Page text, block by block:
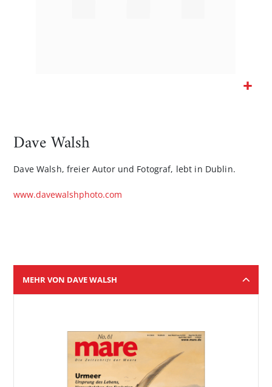
Bildgalerie
Dave Walsh
Dave Walsh, freier Autor und Fotograf, lebt in Dublin.
www.davewalshphoto.com
MEHR VON DAVE WALSH